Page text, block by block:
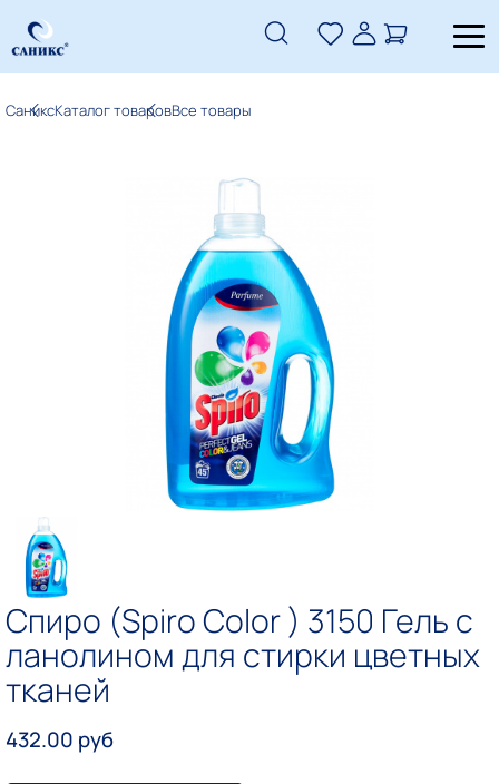
СаниксКаталог товаровВсе товары
Спиро (Spiro Color ) 3150 Гель с
ланолином для стирки цветных
тканей
432.00 руб